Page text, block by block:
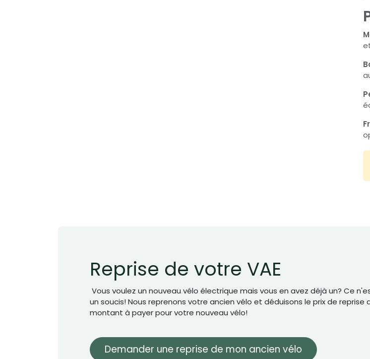
Reprise de votre VAE
Vous voulez un nouveau vélo électrique mais vous en avez déjà un? Ce
un soucis! Nous reprenons votre ancien vélo et déduisons le prix de reprise
montant à payer pour votre nouveau vélo!
Demander une reprise de mon ancien vélo